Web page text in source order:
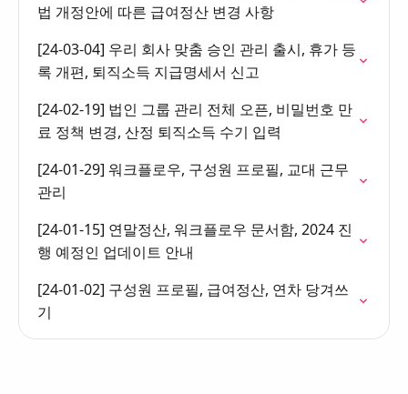
법 개정안에 따른 급여정산 변경 사항
[24-03-04] 우리 회사 맞춤 승인 관리 출시, 휴가 등
록 개편, 퇴직소득 지급명세서 신고
[24-02-19] 법인 그룹 관리 전체 오픈, 비밀번호 만
료 정책 변경, 산정 퇴직소득 수기 입력
[24-01-29] 워크플로우, 구성원 프로필, 교대 근무
관리
[24-01-15] 연말정산, 워크플로우 문서함, 2024 진
행 예정인 업데이트 안내
[24-01-02] 구성원 프로필, 급여정산, 연차 당겨쓰
기